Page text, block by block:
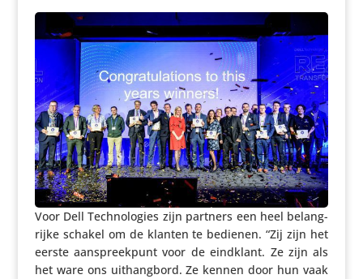
Voor Dell Tech­no­lo­gies zijn partners een heel belang­
rijke schakel om de klanten te bedienen. “Zij zijn het
eerste aanspreek­punt voor de eindklant. Ze zijn als
het ware ons uithang­bord. Ze kennen door hun vaak